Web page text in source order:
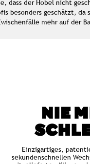
dass der Hobel nicht
besonders geschätzt, da
mehr auf der
NIE
Einzigartiges,
sekundenschnellen